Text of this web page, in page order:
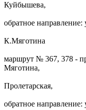
Куйбышева,
обратное
К.Мяготина
маршрут № 367, 378 -
Мяготина,
Пролетарская,
обратное